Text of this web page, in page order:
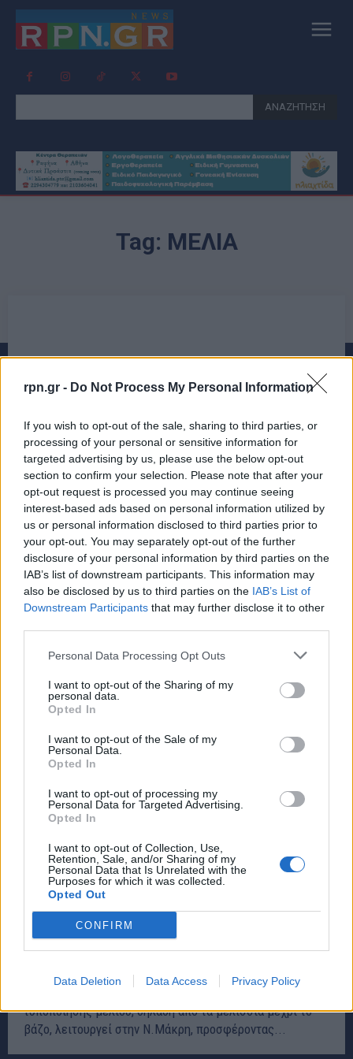
rpn.gr - Do Not Process My Personal Information
If you wish to opt-out of the sale, sharing to third parties, or
processing of your personal or sensitive information for
targeted advertising by us, please use the below opt-out
section to confirm your selection. Please note that after your
opt-out request is processed you may continue seeing
interest-based ads based on personal information utilized by
us or personal information disclosed to third parties prior to
your opt-out. You may separately opt-out of the further
disclosure of your personal information by third parties on the
IAB’s list of downstream participants. This information may
also be disclosed by us to third parties on the IAB’s List of
Downstream Participants that may further disclose it to other
Personal Data Processing Opt Outs
I want to opt-out of the Sharing of my
personal data.
Opted In
I want to opt-out of the Sale of my
Personal Data.
Opted In
I want to opt-out of processing my
Personal Data for Targeted Advertising.
Opted In
I want to opt-out of Collection, Use,
Retention, Sale, and/or Sharing of my
Personal Data that Is Unrelated with the
Purposes for which it was collected.
Opted Out
CONFIRM
Data Deletion Data Access Privacy Policy
ΑΝΑΖΗΤΗΣΗ
Tag: ΜΕΛΙΑ
Γύρη και βασιλικός πολτός από την Ν.Μάκρη
στις καλύτερες αγορές!
ΑΘΛΗΤΙΚΑ 11 Νοεμβρίου, 2019
Το μελισσοκομείο της οικογένειας Σακαρίκου φημίζεται
για την ποιότητά του, προσφέροντας εδώ και 40 χρόνια
αγνά μέλια και προϊόντα...
Χειροποίητα προϊόντα μέλισσας από την
Χριστίνα Σακαρίκου στην Ν.Μάκρη!
τυποποίησης μελιού, δηλαδή από τα μελίσσια μέχρι το
βάζο, λειτουργεί στην Ν.Μάκρη, προσφέροντας...